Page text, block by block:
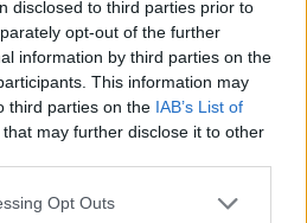
disclosed to third parties prior to
opt-out of the further
information by third parties on the
This information may
third parties on the IAB’s List of
that may further disclose it to other
Opt Outs
Taggedανδρες,Γονίδια,επιπτώσεις
,χρωμόσωμα Υ